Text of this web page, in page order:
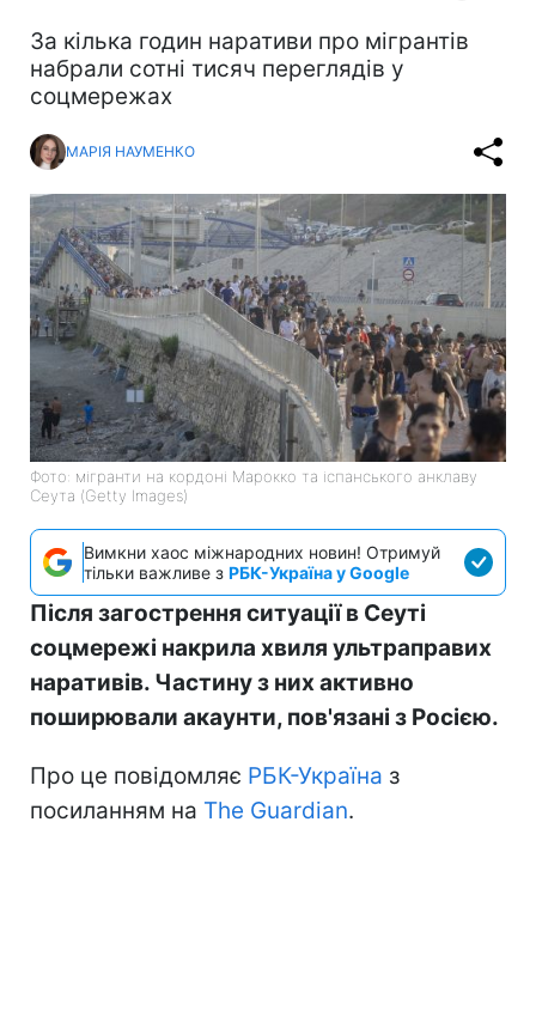
За кілька годин наративи про мігрантів
набрали сотні тисяч переглядів у
соцмережах
МАРІЯ НАУМЕНКО
Фото: мігранти на кордоні Марокко та іспанського анклаву
Сеута (Getty Images)
Вимкни хаос міжнародних новин! Отримуй
тільки важливе з РБК-Україна у Google
Після загострення ситуації в Сеуті
соцмережі накрила хвиля ультраправих
наративів. Частину з них активно
поширювали акаунти, пов'язані з Росією.
Про це повідомляє РБК-Україна з
посиланням на The Guardian.